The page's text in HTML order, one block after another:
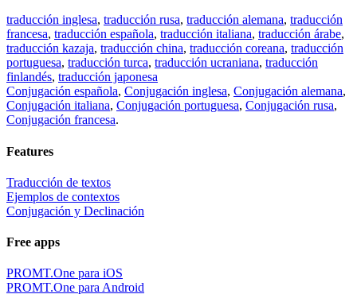
traducción inglesa, traducción rusa, traducción alemana, traducción
francesa, traducción española, traducción italiana, traducción árabe,
traducción kazaja, traducción china, traducción coreana, traducción
portuguesa, traducción turca, traducción ucraniana, traducción
finlandés, traducción japonesa
Conjugación española, Conjugación inglesa, Conjugación alemana,
Conjugación italiana, Conjugación portuguesa, Conjugación rusa,
Conjugación francesa.
Features
Traducción de textos
Ejemplos de contextos
Conjugación y Declinación
Free apps
PROMT.One para iOS
PROMT.One para Android